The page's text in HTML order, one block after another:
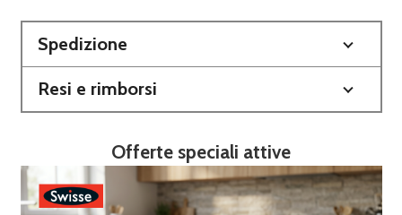
Spedizione
Resi e rimborsi
Offerte speciali attive